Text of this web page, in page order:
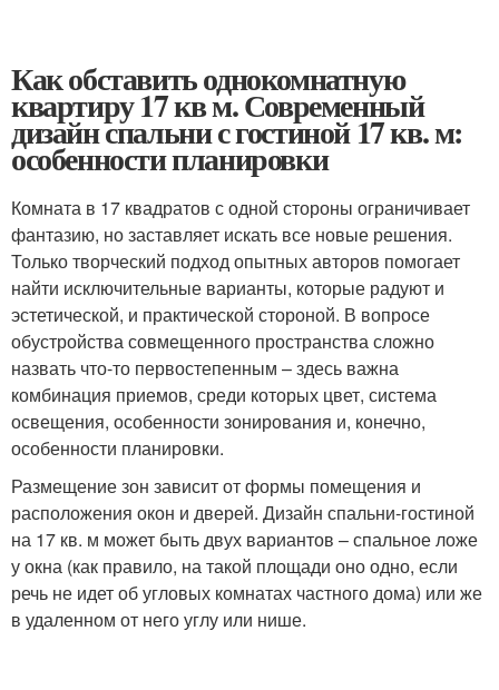
Как обставить однокомнатную
квартиру 17 кв м. Современный
дизайн спальни с гостиной 17 кв. м:
особенности планировки
Комната в 17 квадратов с одной стороны ограничивает
фантазию, но заставляет искать все новые решения.
Только творческий подход опытных авторов помогает
найти исключительные варианты, которые радуют и
эстетической, и практической стороной. В вопросе
обустройства совмещенного пространства сложно
назвать что-то первостепенным – здесь важна
комбинация приемов, среди которых цвет, система
освещения, особенности зонирования и, конечно,
особенности планировки.
Размещение зон зависит от формы помещения и
расположения окон и дверей. Дизайн спальни-гостиной
на 17 кв. м может быть двух вариантов – спальное ложе
у окна (как правило, на такой площади оно одно, если
речь не идет об угловых комнатах частного дома) или же
в удаленном от него углу или нише.